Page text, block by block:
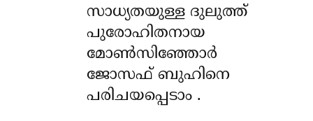
സാധ്യതയുള്ള ദുലുത്ത്
പുരോഹിതനായ
മോൺസിഞ്ഞോർ
ജോസഫ് ബുഹിനെ
പരിചയപ്പെടാം .